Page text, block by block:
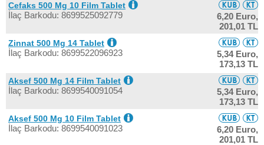
Cefaks 500 Mg 10 Film Tablet
İlaç Barkodu: 8699525092779
6,20 Euro,
201,01 TL
Zinnat 500 Mg 14 Tablet
İlaç Barkodu: 8699522096923
5,34 Euro,
173,13 TL
Aksef 500 Mg 14 Film Tablet
İlaç Barkodu: 8699540091054
5,34 Euro,
173,13 TL
Aksef 500 Mg 10 Film Tablet
İlaç Barkodu: 8699540091023
6,20 Euro,
201,01 TL